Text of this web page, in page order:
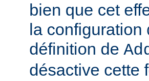
bien que cet
la configuration
définition de
désactive cette